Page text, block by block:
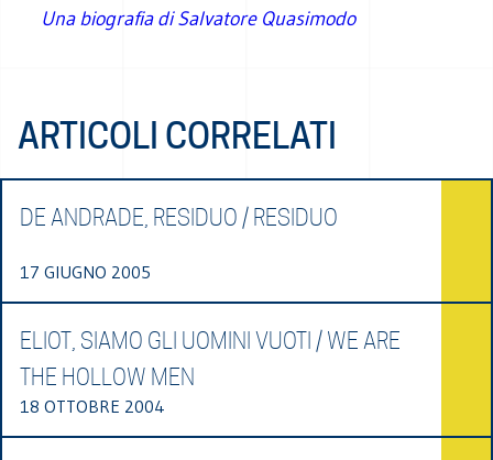
Una biografia di Salvatore Quasimodo
ARTICOLI CORRELATI
DE ANDRADE, RESIDUO / RESIDUO
17 GIUGNO 2005
ELIOT, SIAMO GLI UOMINI VUOTI / WE ARE
THE HOLLOW MEN
18 OTTOBRE 2004